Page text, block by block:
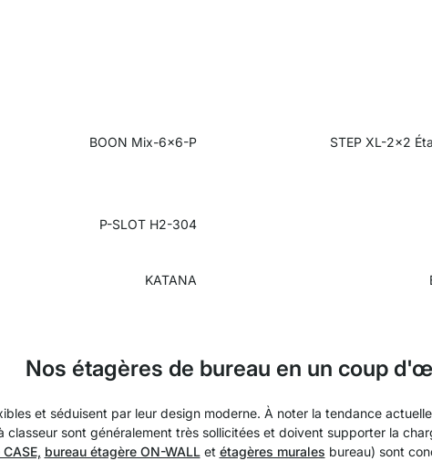
BOON Mix-6x6-P STEP XL-2x2
P-SLOT H2-304
KATANA
Nos étagères de bureau en un coup
et séduisent par leur design moderne. À noter la tendance
sont généralement très sollicitées et doivent supporter la
bureau étagère ON-WALL et étagères murales bureau) sont